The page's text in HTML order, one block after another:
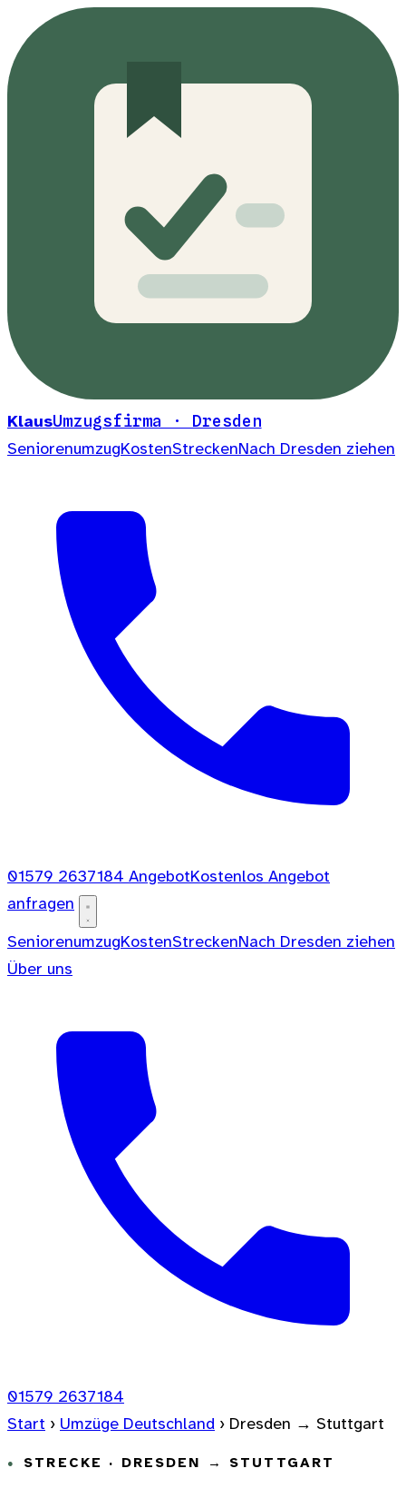
KlausUmzugsfirma · Dresden
SeniorenumzugKostenStreckenNach Dresden ziehen
01579 2637184 AngebotKostenlos Angebot
anfragen
SeniorenumzugKostenStreckenNach Dresden ziehen
Über uns
01579 2637184
Start › Umzüge Deutschland › Dresden → Stuttgart
STRECKE · DRESDEN → STUTTGART